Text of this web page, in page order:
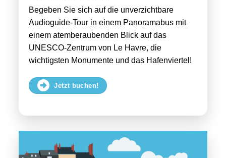
Begeben Sie sich auf die unverzichtbare
Audioguide-Tour in einem Panoramabus mit
einem atemberaubenden Blick auf das
UNESCO-Zentrum von Le Havre, die
wichtigsten Monumente und das Hafenviertel!
Jetzt buchen!